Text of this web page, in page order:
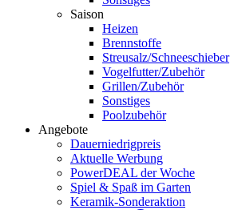
Saison
Heizen
Brennstoffe
Streusalz/Schneeschieber
Vogelfutter/Zubehör
Grillen/Zubehör
Sonstiges
Poolzubehör
Angebote
Dauerniedrigpreis
Aktuelle Werbung
PowerDEAL der Woche
Spiel & Spaß im Garten
Keramik-Sonderaktion